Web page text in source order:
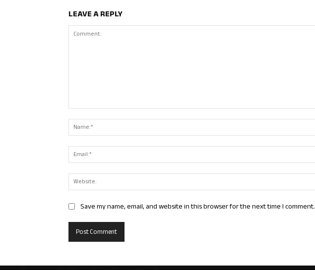
LEAVE A REPLY
Comment:
Save my name, email, and website in this browser for the next time I comment.